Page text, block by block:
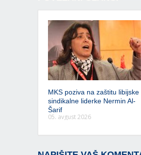
MKS poziva na zaštitu libijske
sindikalne liderke Nermin Al-
Šarif
05. avgust 2026